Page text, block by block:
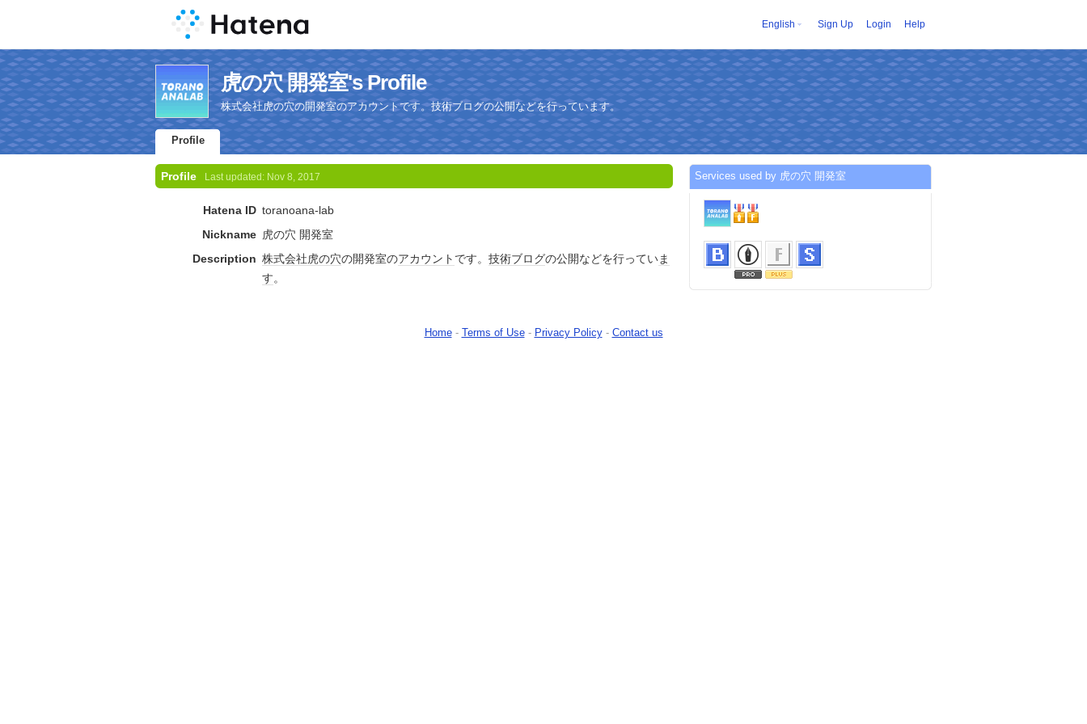
English Sign Up Login Help
虎の穴 開発室's Profile
株式会社虎の穴の開発室のアカウントです。技術ブログの公開などを行っています。
Profile
Profile Last updated: Nov 8, 2017
Hatena ID toranoana-lab
Nickname 虎の穴 開発室
Description 株式会社虎の穴の開発室のアカウント です。 技術ブログの公開などを行っていま
す。
Services used by 虎の穴 開発室
Home- Terms of Use- Privacy Policy- Contact us